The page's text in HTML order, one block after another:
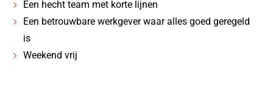
Een hecht team met korte lijnen
Een betrouwbare werkgever waar alles goed geregeld
is
Weekend vrij